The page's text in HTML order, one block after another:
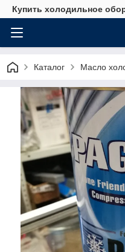
Купить холодильное
Каталог Масло